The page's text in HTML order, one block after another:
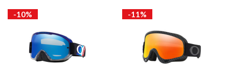
-10% -11%